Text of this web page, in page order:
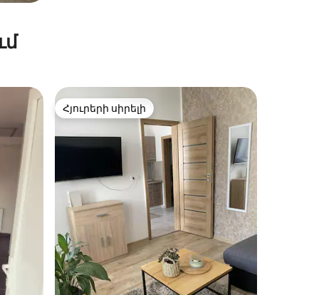
Հյուրերի սիրելի
Հյուրերի սիրելի